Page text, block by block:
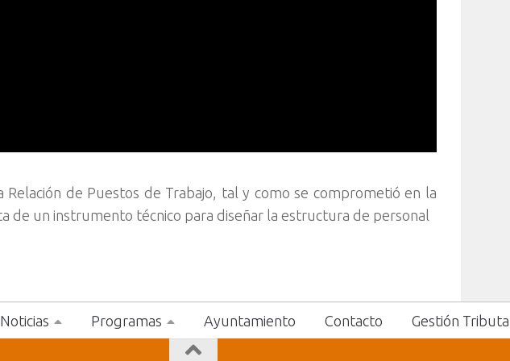
de Puestos de Trabajo, tal y como se comprometió en la
de un instrumento técnico para diseñar la estructura de personal
Noticias Programas Ayuntamiento Contacto Gestión